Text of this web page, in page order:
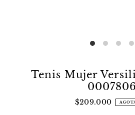
Tenis Mujer
0007806
$209.000